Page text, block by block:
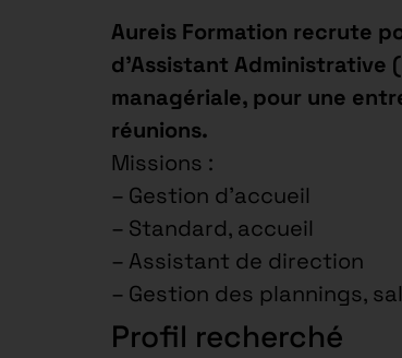
Aureis Formation recrute
d’Assistant Administrative
managériale, pour une
réunions.
Missions :
– Gestion d’accueil
– Standard, accueil
– Assistant de direction
– Gestion des plannings,
Profil recherché